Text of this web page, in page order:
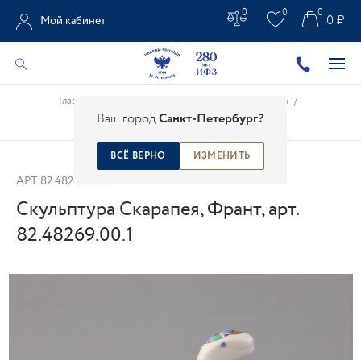
Ваш городСанкт-Петербург?
ВСЁ ВЕРНО ИЗМЕНИТЬ
Мой кабинет
0 0 0 ₽
0
Главная Анималистическая скульптура /
Скульптура Скарапея, Франт, арт. 82.48269.00.1
АРТ. 82.48269.00.1
Скульптура Скарапея, Франт, арт.
82.48269.00.1